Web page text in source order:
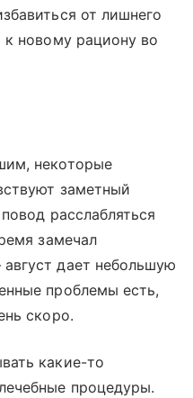
от лишнего
к новому рациону во
некоторые
заметный
расслабляться
замечал
дает небольшую
проблемы есть,
скоро.
какие-то
процедуры.